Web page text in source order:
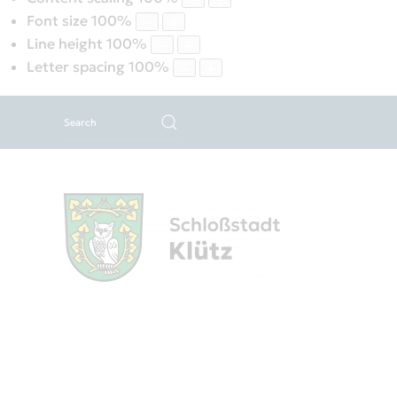
Font size 100%
Line height 100%
Letter spacing 100%